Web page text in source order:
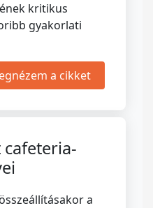
kritikus
gyakorlati
a cikket
a